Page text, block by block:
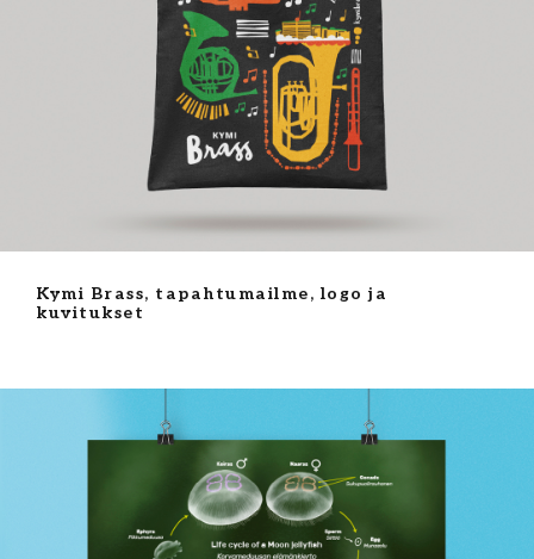
Kymi Brass, tapahtumailme, logo ja
kuvitukset